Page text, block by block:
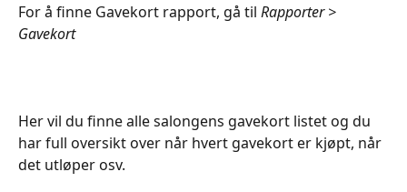
For å finne Gavekort rapport, gå til Rapporter >
Gavekort
Her vil du finne alle salongens gavekort listet og du
har full oversikt over når hvert gavekort er kjøpt, når
det utløper osv.